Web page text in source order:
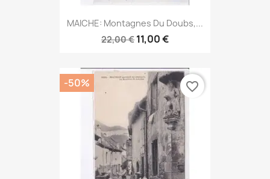
MAICHE: Montagnes Du Doubs,...
22,00 € 11,00 €
-50% favorite_border